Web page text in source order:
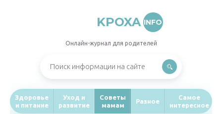
KPOXA INFO
Онлайн-журнал для родителей
Здоровье
и питание
Уход и
развитие
Советы
мамам
Разное
Самое
интересное